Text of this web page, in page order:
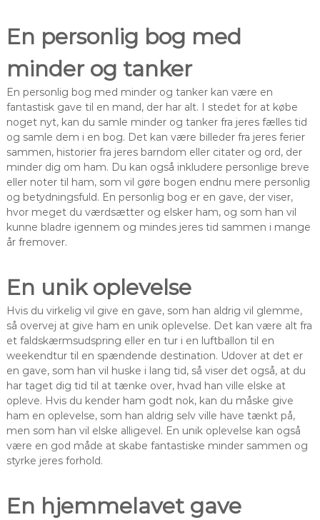
En personlig bog med
minder og tanker
En personlig bog med minder og tanker kan være en
fantastisk gave til en mand, der har alt. I stedet for at købe
noget nyt, kan du samle minder og tanker fra jeres fælles tid
og samle dem i en bog. Det kan være billeder fra jeres ferier
sammen, historier fra jeres barndom eller citater og ord, der
minder dig om ham. Du kan også inkludere personlige breve
eller noter til ham, som vil gøre bogen endnu mere personlig
og betydningsfuld. En personlig bog er en gave, der viser,
hvor meget du værdsætter og elsker ham, og som han vil
kunne bladre igennem og mindes jeres tid sammen i mange
år fremover.
En unik oplevelse
Hvis du virkelig vil give en gave, som han aldrig vil glemme,
så overvej at give ham en unik oplevelse. Det kan være alt fra
et faldskærmsudspring eller en tur i en luftballon til en
weekendtur til en spændende destination. Udover at det er
en gave, som han vil huske i lang tid, så viser det også, at du
har taget dig tid til at tænke over, hvad han ville elske at
opleve. Hvis du kender ham godt nok, kan du måske give
ham en oplevelse, som han aldrig selv ville have tænkt på,
men som han vil elske alligevel. En unik oplevelse kan også
være en god måde at skabe fantastiske minder sammen og
styrke jeres forhold.
En hjemmelavet gave